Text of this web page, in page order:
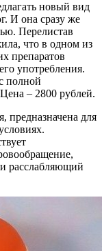
новый вид
И она сразу же
Перелистав
что в одном из
препаратов
употребления.
полной
– 2800 рублей.
предназначена для
расслабляющий